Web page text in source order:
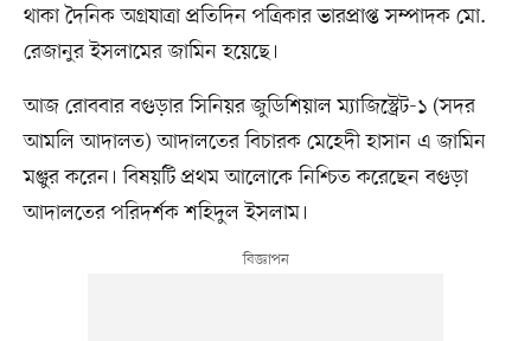
থাকা দৈনিক অগ্রযাত্রা প্রতিদিন পত্রিকার ভারপ্রাপ্ত সম্পাদক মো.
রেজানুর ইসলামের জামিন হয়েছে।
আজ রোববার বগুড়ার সিনিয়র জুডিশিয়াল ম্যাজিস্ট্রেট-১ (সদর
আমলি আদালত) আদালতের বিচারক মেহেদী হাসান এ জামিন
মঞ্জুর করেন। বিষয়টি প্রথম আলোকে নিশ্চিত করেছেন বগুড়া
আদালতের পরিদর্শক শহিদুল ইসলাম।